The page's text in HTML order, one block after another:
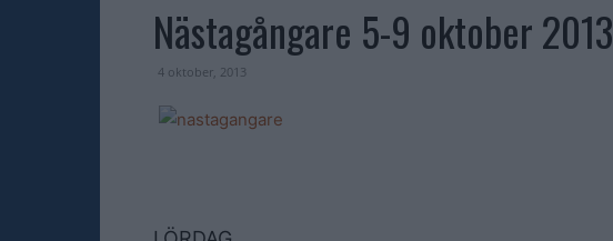
Nästagångare 5-9 oktober 2013
4 oktober, 2013